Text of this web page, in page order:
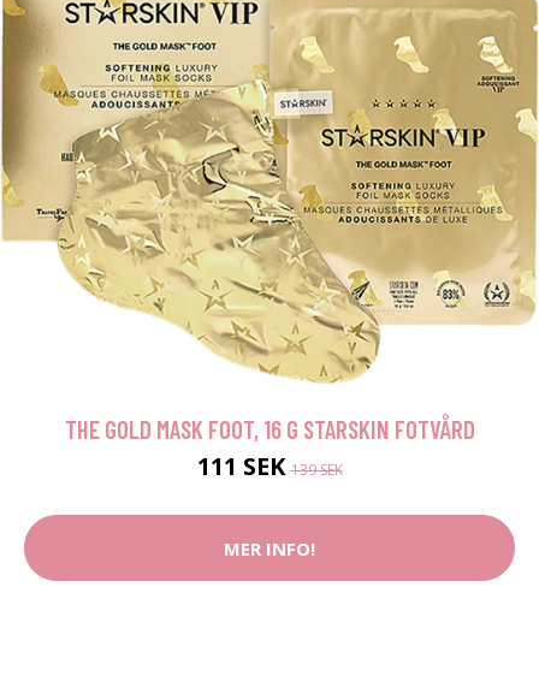
THE GOLD MASK FOOT, 16 G STARSKIN FOTVÅRD
111 SEK139 SEK
MER INFO!